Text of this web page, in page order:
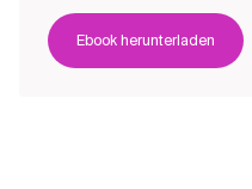
Ebook herunterladen